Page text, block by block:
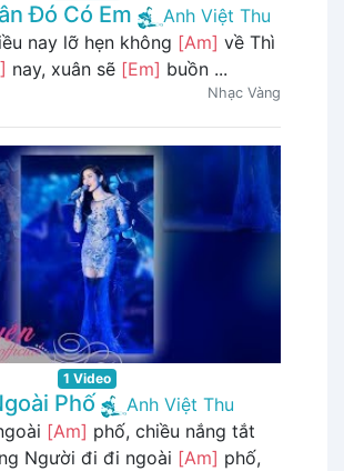
Đó Có Em
Anh Việt Thu
nay lỡ hẹn không [Am] về Thì
nay, xuân sẽ [Em] buồn ...
Nhạc Vàng
1 Video
Phố
Anh Việt Thu
[Am] phố, chiều nắng tắt
Người đi đi ngoài [Am] phố,